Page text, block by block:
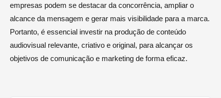
empresas podem se destacar da concorrência, ampliar o
alcance da mensagem e gerar mais visibilidade para a marca.
Portanto, é essencial investir na produção de conteúdo
audiovisual relevante, criativo e original, para alcançar os
objetivos de comunicação e marketing de forma eficaz.